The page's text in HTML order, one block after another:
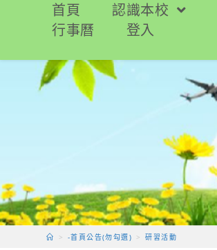
要
首頁 認識本校
行事曆
登入
> -首頁公告(勿勾選) > 研習活動